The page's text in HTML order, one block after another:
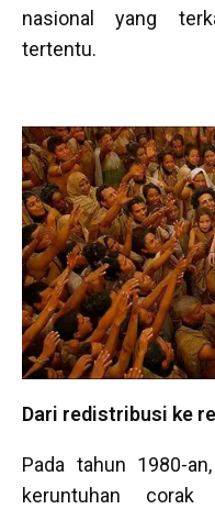
nasional yang
tertentu.
Dari redistribusi ke
Pada tahun 1980-
keruntuhan corak